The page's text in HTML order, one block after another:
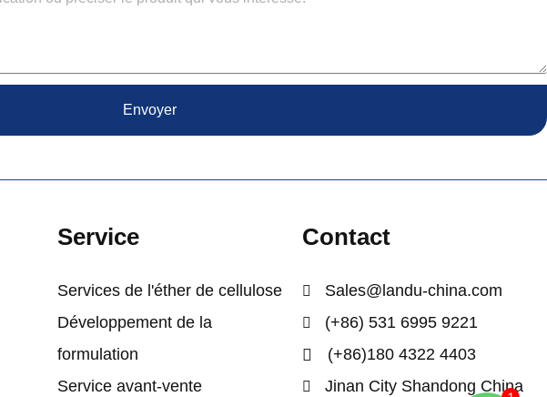
Envoyer
Service
Services de l'éther de cellulose
Développement de la
formulation
Service avant-vente
Contact
Sales@landu-china.com
(+86) 531 6995 9221
(+86)180 4322 4403
Jinan City Shandong China